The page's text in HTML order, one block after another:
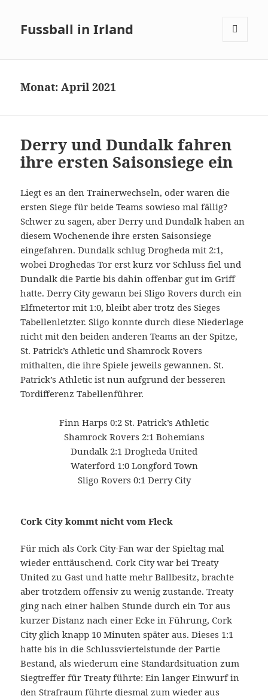
Fussball in Irland
Monat:April 2021
Derry und Dundalk fahren
ihre ersten Saisonsiege ein
Liegt es an den Trainerwechseln, oder waren die
ersten Siege für beide Teams sowieso mal fällig?
Schwer zu sagen, aber Derry und Dundalk haben an
diesem Wochenende ihre ersten Saisonsiege
eingefahren. Dundalk schlug Drogheda mit 2:1,
wobei Droghedas Tor erst kurz vor Schluss fiel und
Dundalk die Partie bis dahin offenbar gut im Griff
hatte. Derry City gewann bei Sligo Rovers durch ein
Elfmetertor mit 1:0, bleibt aber trotz des Sieges
Tabellenletzter. Sligo konnte durch diese Niederlage
nicht mit den beiden anderen Teams an der Spitze,
St. Patrick’s Athletic und Shamrock Rovers
mithalten, die ihre Spiele jeweils gewannen. St.
Patrick’s Athletic ist nun aufgrund der besseren
Tordifferenz Tabellenführer.
Finn Harps 0:2 St. Patrick’s Athletic
Shamrock Rovers 2:1 Bohemians
Dundalk 2:1 Drogheda United
Waterford 1:0 Longford Town
Sligo Rovers 0:1 Derry City
Cork City kommt nicht vom Fleck
Für mich als Cork City-Fan war der Spieltag mal
wieder enttäuschend. Cork City war bei Treaty
United zu Gast und hatte mehr Ballbesitz, brachte
aber trotzdem offensiv zu wenig zustande. Treaty
ging nach einer halben Stunde durch ein Tor aus
kurzer Distanz nach einer Ecke in Führung, Cork
City glich knapp 10 Minuten später aus. Dieses 1:1
hatte bis in die Schlussviertelstunde der Partie
Bestand, als wiederum eine Standardsituation zum
Siegtreffer für Treaty führte: Ein langer Einwurf in
den Strafraum führte diesmal zum wieder aus